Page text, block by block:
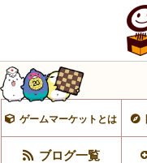
ゲームマーケットとは
ブログ一覧